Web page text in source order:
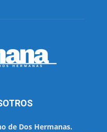
de Dos Hermanas.